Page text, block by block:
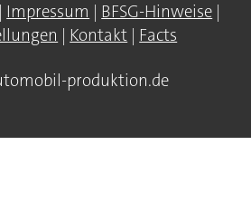
| Impressum | BFSG-Hinweise |
| Kontakt | Facts
produktion.de